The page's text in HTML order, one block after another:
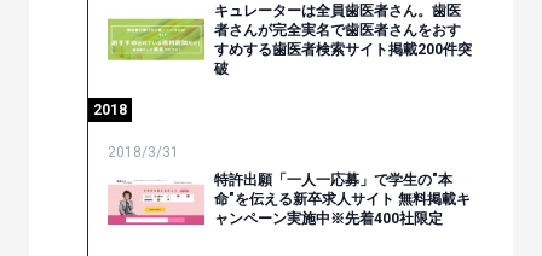
キュレーターは全員歯医者さん。歯医
者さんが完全実名で歯医者さんをおす
すめする歯医者検索サイト掲載200件突
破
2018
2018/3/31
特許出願「一人一応募」で学生の"本
命"を伝える新卒求人サイト 無料掲載キ
ャンペーン実施中※先着400社限定